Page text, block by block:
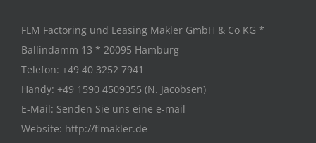
FLM Factoring und Leasing Makler GmbH & Co KG *
Ballindamm 13 * 20095 Hamburg
Telefon: +49 40 3252 7941
Handy: +49 1590 4509055 (N. Jacobsen)
E-Mail: Senden Sie uns eine e-mail
Website: http://flmakler.de